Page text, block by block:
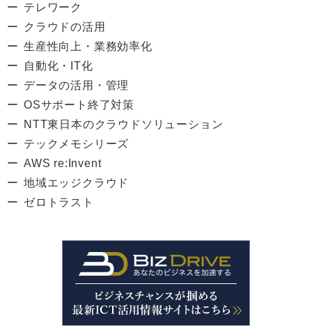
テレワーク
クラウドの活用
生産性向上・業務効率化
自動化・IT化
データの活用・管理
OSサポート終了対策
NTT東日本のクラウドソリューション
テックメモシリーズ
AWS re:Invent
地域エッジクラウド
ゼロトラスト